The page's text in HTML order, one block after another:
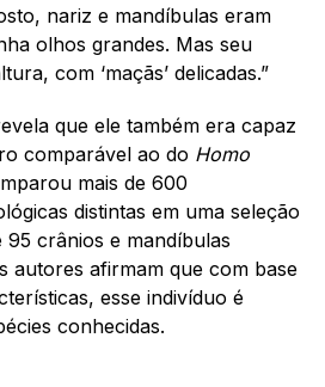
nariz e mandíbulas eram
olhos grandes. Mas seu
com ‘maçãs’ delicadas.”
que ele também era capaz
comparável ao do Homo
mais de 600
distintas em uma seleção
95 crânios e mandíbulas
autores afirmam que com base
esse indivíduo é
conhecidas.